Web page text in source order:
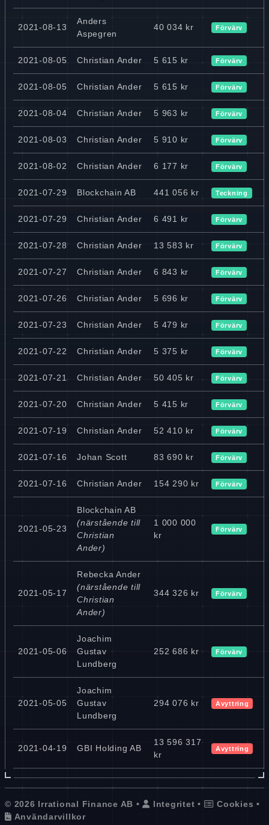
2021-08-13
Anders
Aspegren
40 034 kr Förvärv
2021-08-05 Christian Ander 5 615 kr Förvärv
2021-08-05 Christian Ander 5 615 kr Förvärv
2021-08-04 Christian Ander 5 963 kr Förvärv
2021-08-03 Christian Ander 5 910 kr Förvärv
2021-08-02 Christian Ander 6 177 kr Förvärv
2021-07-29 Blockchain AB 441 056 kr Teckning
2021-07-29 Christian Ander 6 491 kr Förvärv
2021-07-28 Christian Ander 13 583 kr Förvärv
2021-07-27 Christian Ander 6 843 kr Förvärv
2021-07-26 Christian Ander 5 696 kr Förvärv
2021-07-23 Christian Ander 5 479 kr Förvärv
2021-07-22 Christian Ander 5 375 kr Förvärv
2021-07-21 Christian Ander 50 405 kr Förvärv
2021-07-20 Christian Ander 5 415 kr Förvärv
2021-07-19 Christian Ander 52 410 kr Förvärv
2021-07-16 Johan Scott 83 690 kr Förvärv
2021-07-16 Christian Ander 154 290 kr Förvärv
2021-05-23
Blockchain AB
(närstående till
Christian
Ander)
1 000 000
kr
Förvärv
2021-05-17
Rebecka Ander
(närstående till
Christian
Ander)
344 326 kr Förvärv
2021-05-06
Joachim
Gustav
Lundberg
252 686 kr Förvärv
2021-05-05
Joachim
Gustav
Lundberg
294 076 kr Avyttring
2021-04-19 GBI Holding AB
13 596 317
kr
Avyttring
© 2026 Irrational Finance AB • Integritet • Cookies •
Användarvillkor